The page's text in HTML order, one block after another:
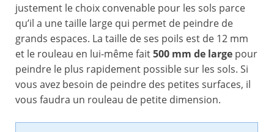
justement le choix convenable pour les sols parce
qu’il a une taille large qui permet de peindre de
grands espaces. La taille de ses poils est de 12 mm
et le rouleau en lui-même fait500 mm de large pour
peindre le plus rapidement possible sur les sols. Si
vous avez besoin de peindre des petites surfaces, il
vous faudra un rouleau de petite dimension.